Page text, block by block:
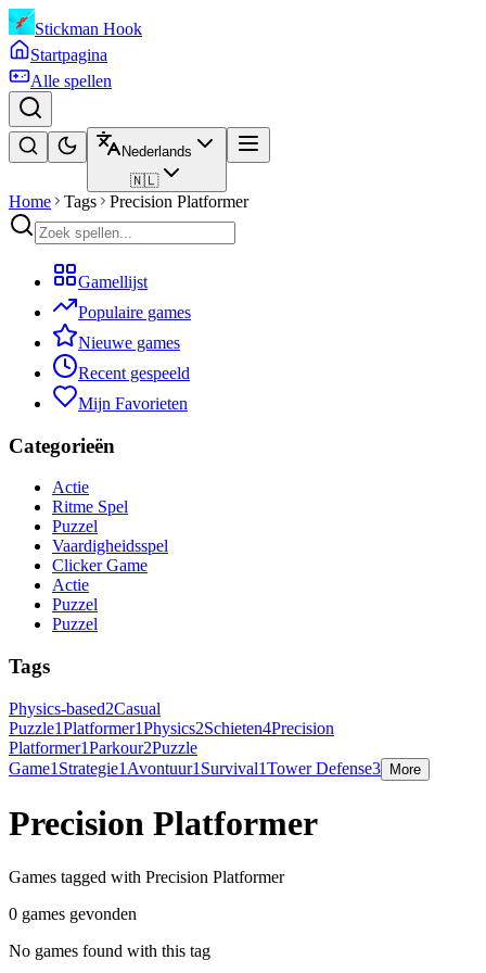
Stickman Hook
Startpagina
Alle spellen
Nederlands
🇳🇱
Home Tags Precision Platformer
Gamellijst
Populaire games
Nieuwe games
Recent gespeeld
Mijn Favorieten
Categorieën
Actie
Ritme Spel
Puzzel
Vaardigheidsspel
Clicker Game
Actie
Puzzel
Puzzel
Tags
Physics-based2Casual
Puzzle1Platformer1Physics2Schieten4Precision
Platformer1Parkour2Puzzle
Game1 Strategie1 Avontuur1 Survival1Tower Defense3 More
Precision Platformer
Games tagged with Precision Platformer
0 games gevonden
No games found with this tag